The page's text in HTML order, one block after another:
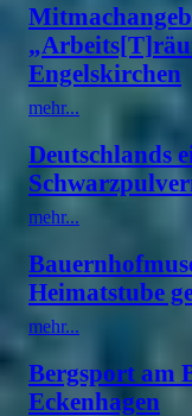
Engelskirchen
mehr...
Deutschlands
mehr...
Heimatstube
mehr...
Bergsport am
Eckenhagen